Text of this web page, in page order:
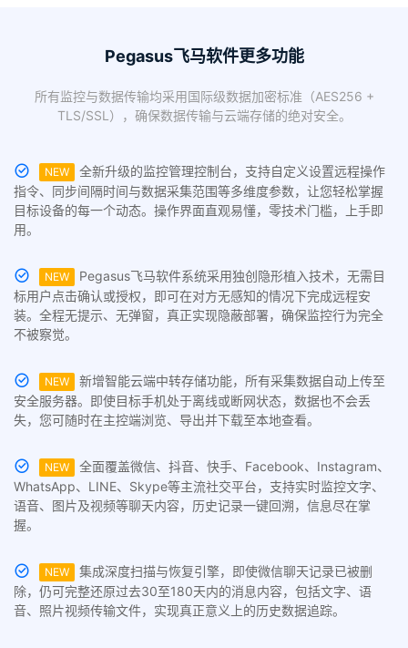
Pegasus飞马软件更多功能
所有监控与数据传输均采用国际级数据加密标准（AES256 +
TLS/SSL），确保数据传输与云端存储的绝对安全。
NEW
全新升级的监控管理控制台，支持自定义设置远程操作
指令、同步间隔时间与数据采集范围等多维度参数，让您轻松掌握
目标设备的每一个动态。操作界面直观易懂，零技术门槛，上手即
用。
NEW
Pegasus飞马软件系统采用独创隐形植入技术，无需目
标用户点击确认或授权，即可在对方无感知的情况下完成远程安
装。全程无提示、无弹窗，真正实现隐蔽部署，确保监控行为完全
不被察觉。
NEW
新增智能云端中转存储功能，所有采集数据自动上传至
安全服务器。即使目标手机处于离线或断网状态，数据也不会丢
失，您可随时在主控端浏览、导出并下载至本地查看。
NEW
全面覆盖微信、抖音、快手、Facebook、Instagram、
WhatsApp、LINE、Skype等主流社交平台，支持实时监控文字、
语音、图片及视频等聊天内容，历史记录一键回溯，信息尽在掌
握。
NEW
集成深度扫描与恢复引擎，即使微信聊天记录已被删
除，仍可完整还原过去30至180天内的消息内容，包括文字、语
音、照片视频传输文件，实现真正意义上的历史数据追踪。